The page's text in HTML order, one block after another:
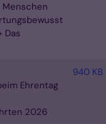
Menschen
Das
Ehrentag
2026
940 KB